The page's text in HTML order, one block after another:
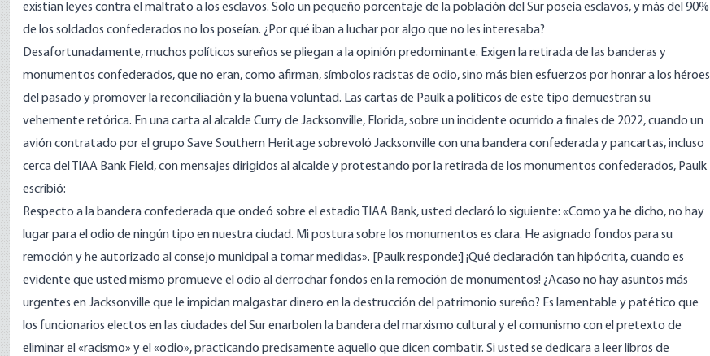
existían leyes contra el maltrato a los esclavos. Solo un pequeño porcentaje de la población del Sur poseía esclavos, y más del 90%
de los soldados confederados no los poseían. ¿Por qué iban a luchar por algo que no les interesaba?
Desafortunadamente, muchos políticos sureños se pliegan a la opinión predominante. Exigen la retirada de las banderas y
monumentos confederados, que no eran, como afirman, símbolos racistas de odio, sino más bien esfuerzos por honrar a los héroes
del pasado y promover la reconciliación y la buena voluntad. Las cartas de Paulk a políticos de este tipo demuestran su
vehemente retórica. En una carta al alcalde Curry de Jacksonville, Florida, sobre un incidente ocurrido a finales de 2022, cuando un
avión contratado por el grupo Save Southern Heritage sobrevoló Jacksonville con una bandera confederada y pancartas, incluso
cerca del TIAA Bank Field, con mensajes dirigidos al alcalde y protestando por la retirada de los monumentos confederados, Paulk
escribió:
Respecto a la bandera confederada que ondeó sobre el estadio TIAA Bank, usted declaró lo siguiente: «Como ya he dicho, no hay
lugar para el odio de ningún tipo en nuestra ciudad. Mi postura sobre los monumentos es clara. He asignado fondos para su
remoción y he autorizado al consejo municipal a tomar medidas». [Paulk responde:] ¡Qué declaración tan hipócrita, cuando es
evidente que usted mismo promueve el odio al derrochar fondos en la remoción de monumentos! ¿Acaso no hay asuntos más
urgentes en Jacksonville que le impidan malgastar dinero en la destrucción del patrimonio sureño? Es lamentable y patético que
los funcionarios electos en las ciudades del Sur enarbolen la bandera del marxismo cultural y el comunismo con el pretexto de
eliminar el «racismo» y el «odio», practicando precisamente aquello que dicen combatir. Si usted se dedicara a leer libros de